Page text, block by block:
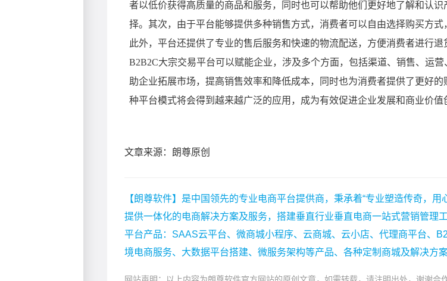
文章来源：朗尊原创
【朗尊软件】是中国领先的专业电商平台提供商，秉承着“专业塑造传奇，用
提供一体化的电商解决方案及服务，搭建垂直行业垂直电商一站式营销管理
平台产品：SAAS云平台、微商城小程序、云商城、云小店、代理商平台、
境电商服务、大数据平台搭建、微服务架构等产品、各种定制商城及解决方案